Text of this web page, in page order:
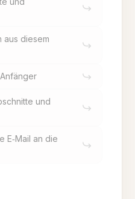
aus diesem
und
E‑Mail an die